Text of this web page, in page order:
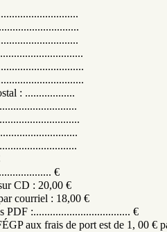
: ..................
€
CD : 20,00 €
courriel : 18,00 €
PDF :................................... €
aux frais de port est de 1, 00 €